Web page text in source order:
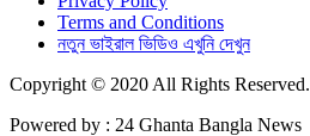
Terms and Conditions
নতুন ভাইরাল ভিডিও এখুনি দেখুন
Copyright © 2020 All Rights Reserved.
Powered by : 24 Ghanta Bangla News